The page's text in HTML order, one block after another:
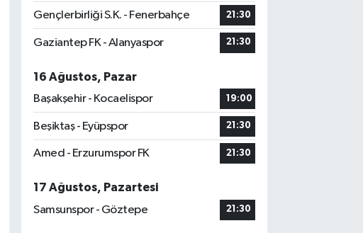
Gençlerbirliği S.K. - Fenerbahçe 21:30
Gaziantep FK - Alanyaspor 21:30
16 Ağustos, Pazar
Başakşehir - Kocaelispor
19:00
Beşiktaş - Eyüpspor 21:30
Amed - Erzurumspor FK 21:30
17 Ağustos, Pazartesi
Samsunspor - Göztepe
21:30